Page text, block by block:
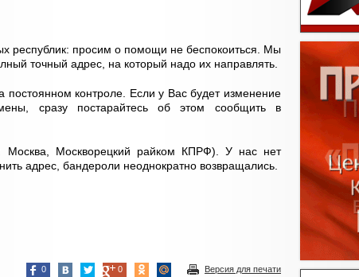
республик: просим о помощи не беспокоиться. Мы
точный адрес, на который надо их направлять.
контроле. Если у Вас будет изменение
сразу постарайтесь об этом сообщить в
Москва, Москворецкий райком КПРФ). У нас нет
адрес, бандероли неоднократно возвращались.
Версия для печати
0 0